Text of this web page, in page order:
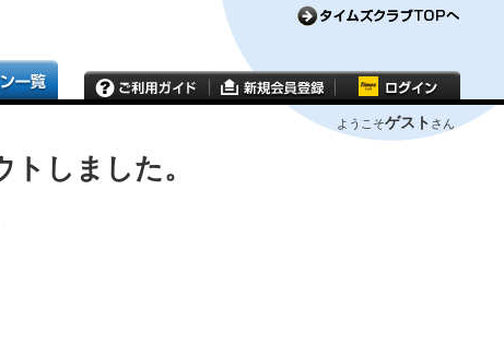
ようこそゲスト さん
しました。